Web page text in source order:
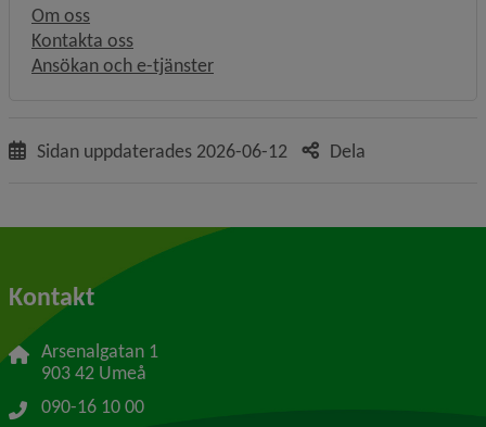
Om oss
Kontakta oss
Ansökan och e-tjänster
Sidan uppdaterades 2026-06-12 Dela
Kontakt
Arsenalgatan 1
903 42 Umeå
090-16 10 00